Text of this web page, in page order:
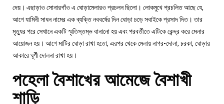
দেয়। এছাড়াও সোনারগাঁও এ ঘোড়ামেলারও প্রচলন ছিলো। লোকমুখে প্রচলিত আছে যে,
আগে যামিনী সাধন নামের এক ব্যক্তি নববর্ষের দিন ঘোড়া চড়ে সবাইকে প্রসাদ দিত। তার
মৃত্যুর পরে সেখানে একটি স্মৃতিস্তম্ভ বানানো হয় এবং পরবর্তীতে এটিকে কেন্দ্র করে মেলার
আয়োজন হয়। আগে মাটির ঘোড়া রাখা হতো, এরপর থেকে মেলায় নাগর-দোলা, চরকা, ঘোড়ার
আকারে ঘূর্ণী দোলনা রাখা হয়।
পহেলা বৈশাখের আমেজে বৈশাখী
শাড়ি